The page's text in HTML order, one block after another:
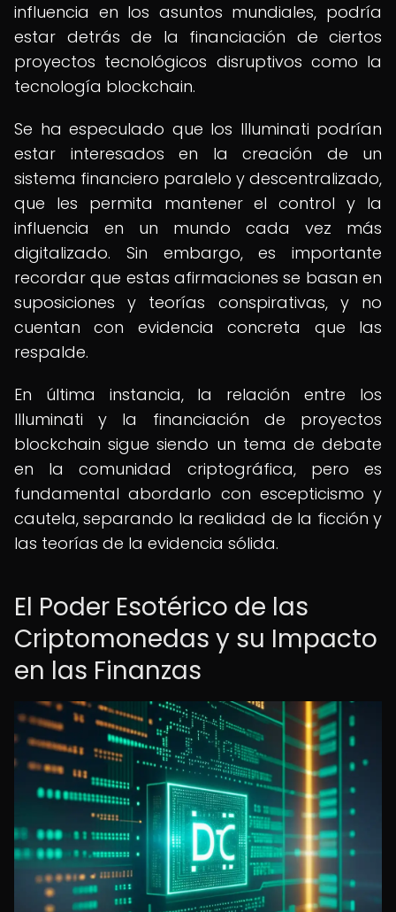
influencia en los asuntos mundiales, podría
estar detrás de la financiación de ciertos
proyectos tecnológicos disruptivos como la
tecnología blockchain.
Se ha especulado que los Illuminati podrían
estar interesados en la creación de un
sistema financiero paralelo y descentralizado,
que les permita mantener el control y la
influencia en un mundo cada vez más
digitalizado. Sin embargo, es importante
recordar que estas afirmaciones se basan en
suposiciones y teorías conspirativas, y no
cuentan con evidencia concreta que las
respalde.
En última instancia, la relación entre los
Illuminati y la financiación de proyectos
blockchain sigue siendo un tema de debate
en la comunidad criptográfica, pero es
fundamental abordarlo con escepticismo y
cautela, separando la realidad de la ficción y
las teorías de la evidencia sólida.
El Poder Esotérico de las
Criptomonedas y su Impacto
en las Finanzas